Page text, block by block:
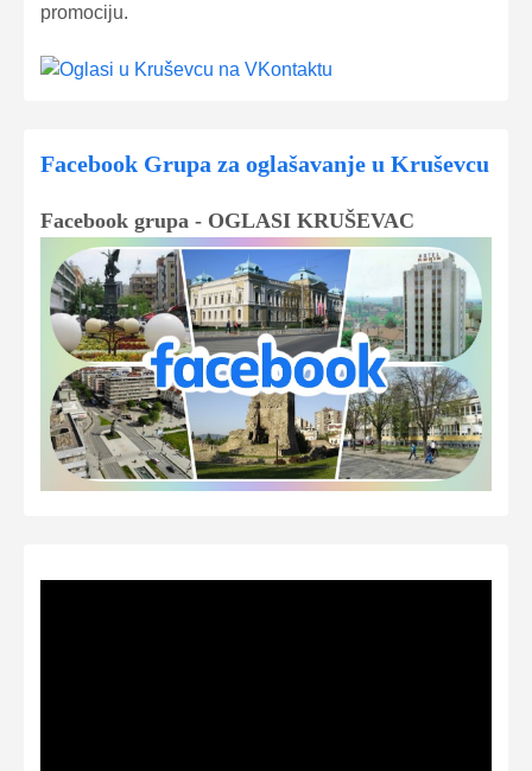
promociju.
Facebook Grupa za oglašavanje u Kruševcu
Facebook grupa - OGLASI KRUŠEVAC